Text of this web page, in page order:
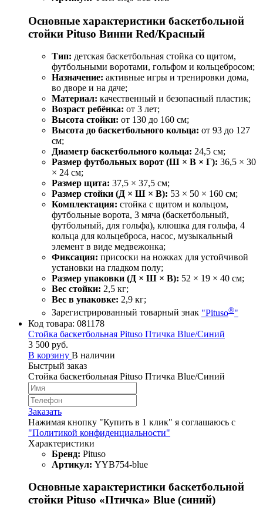
Основные характеристики баскетбольной
стойки Pituso Винни Red/Красный
Тип: детская баскетбольная стойка со щитом,
футбольными воротами, гольфом и кольцебросом;
Назначение: активные игры и тренировки дома,
во дворе и на даче;
Материал: качественный и безопасный пластик;
Возраст ребёнка: от 3 лет;
Высота стойки: от 130 до 160 см;
Высота до баскетбольного кольца: от 93 до 127
см;
Диаметр баскетбольного кольца: 24,5 см;
Размер футбольных ворот (Ш × В × Г): 36,5 × 30
× 24 см;
Размер щита: 37,5 × 37,5 см;
Размер стойки (Д × Ш × В): 53 × 50 × 160 см;
Комплектация: стойка с щитом и кольцом,
футбольные ворота, 3 мяча (баскетбольный,
футбольный, для гольфа), клюшка для гольфа, 4
кольца для кольцеброса, насос, музыкальный
элемент в виде медвежонка;
Фиксация: присоски на ножках для устойчивой
установки на гладком полу;
Размер упаковки (Д × Ш × В): 52 × 19 × 40 см;
Вес стойки: 2,5 кг;
Вес в упаковке: 2,9 кг;
Зарегистрированный товарный знак "Pituso®"
Код товара: 081178
Стойка баскетбольная Pituso Птичка Blue/Синий
3 500 руб.
В корзину В наличии
Быстрый заказ
Стойка баскетбольная Pituso Птичка Blue/Синий
Заказать
Нажимая кнопку "Купить в 1 клик" я соглашаюсь с
"Политикой конфиденциальности"
Характеристики
Бренд: Pituso
Артикул: YYB754-blue
Основные характеристики баскетбольной
стойки Pituso «Птичка» Blue (синий)